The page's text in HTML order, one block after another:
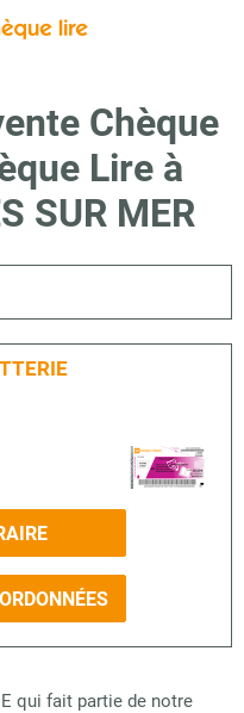
Chèque
Lire à
SUR MER
qui fait partie de notre